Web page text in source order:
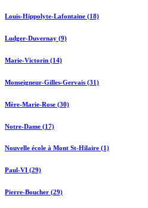
Louis-Hippolyte-Lafontaine (18)
Ludger-Duvernay (9)
Marie-Victorin (14)
Monseigneur-Gilles-Gervais (31)
Mère-Marie-Rose (30)
Notre-Dame (17)
Nouvelle école à Mont St-Hilaire (1)
Paul-VI (29)
Pierre-Boucher (29)